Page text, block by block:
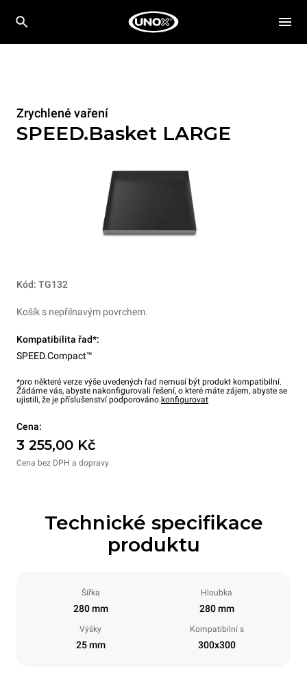
Zrychlené vaření
SPEED.Basket LARGE
Kód: TG132
Košík s nepřilnavým povrchem.
Kompatibilita řad*:
SPEED.Compact™
*pro některé verze výše uvedených řad nemusí být produkt kompatibilní.
Žádáme vás, abyste nakonfigurovali řešení, o které máte zájem, abyste se
ujistili, že je příslušenství podporováno.konfigurovat
Cena:
3 255,00 Kč
Cena bez DPH a dopravy
Technické specifikace
produktu
Šířka
280 mm
Hloubka
280 mm
Výšky
25 mm
Kompatibilní s
300x300